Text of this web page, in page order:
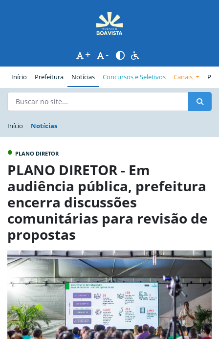
+ -
Início Prefeitura(página atual)
Notícias Concursos e Seletivos Canais
Início Notícias
• PLANO DIRETOR
PLANO DIRETOR - Em
audiência pública, prefeitura
encerra discussões
comunitárias para revisão de
propostas